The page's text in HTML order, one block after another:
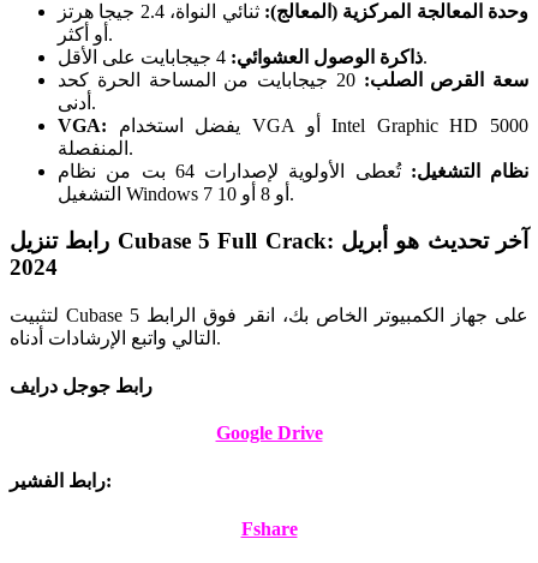
وحدة المعالجة المركزية (المعالج):
ثنائي النواة، 2.4 جيجا هرتز
أو أكثر.
ذاكرة الوصول العشوائي:4 جيجابايت على الأقل.
سعة القرص الصلب:
20 جيجابايت من المساحة الحرة كحد
أدنى.
VGA:
المنفصلة.
نظام التشغيل:
تُعطى الأولوية لإصدارات 64 بت من نظام
التشغيل Windows 7 أو 8 أو 10.
رابط تنزيل Cubase 5 Full Crack: آخر تحديث هو أبريل
2024
لتثبيت Cubase 5 على جهاز الكمبيوتر الخاص بك، انقر فوق الرابط
التالي واتبع الإرشادات أدناه.
رابط جوجل درايف
Google Drive
رابط الفشير:
Fshare